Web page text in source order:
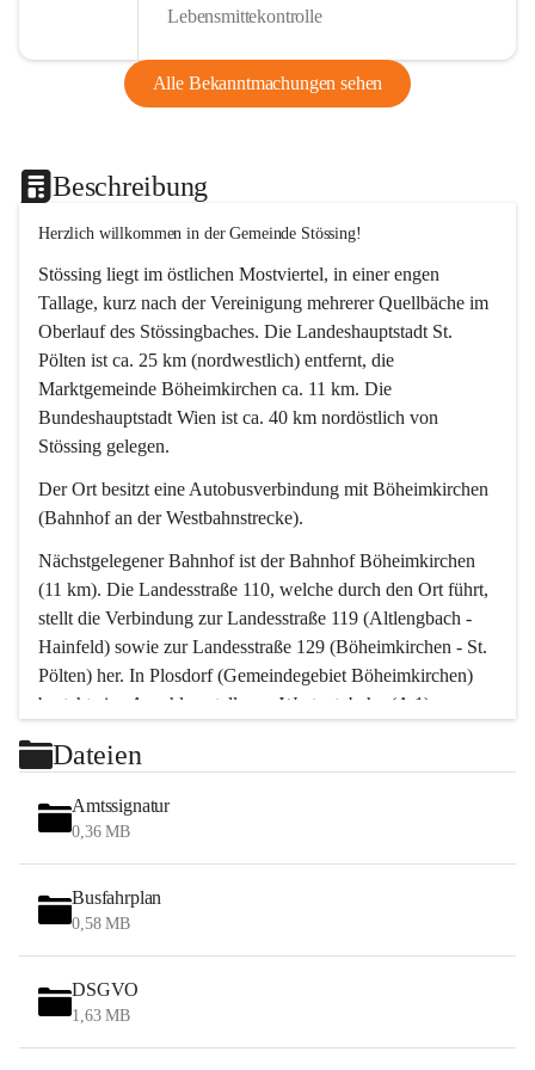
Lebensmittekontrolle
Alle Bekanntmachungen sehen
Beschreibung
Herzlich willkommen in der Gemeinde Stössing!
Stössing liegt im östlichen Mostviertel, in einer engen
Tallage, kurz nach der Vereinigung mehrerer Quellbäche im
Oberlauf des Stössingbaches. Die Landeshauptstadt St.
Pölten ist ca. 25 km (nordwestlich) entfernt, die
Marktgemeinde Böheimkirchen ca. 11 km. Die
Bundeshauptstadt Wien ist ca. 40 km nordöstlich von
Stössing gelegen.
Der Ort besitzt eine Autobusverbindung mit Böheimkirchen
(Bahnhof an der Westbahnstrecke).
Nächstgelegener Bahnhof ist der Bahnhof Böheimkirchen
(11 km). Die Landesstraße 110, welche durch den Ort führt,
stellt die Verbindung zur Landesstraße 119 (Altlengbach -
Hainfeld) sowie zur Landesstraße 129 (Böheimkirchen - St.
Pölten) her. In Plosdorf (Gemeindegebiet Böheimkirchen)
besteht eine Anschlussstelle zur Westautobahn (A 1).
Wien erreicht man in ca. 45 Minuten.
Stössing zählt noch zum Naherholungsraum Wien sowie
zum Naherholungsraum St. Pölten. Viele Bauernhöfe hatten
„ihre Wiener“. Seit 1960 bauten viele Wiener
Wochenendhäuser im Gemeindegebiet. Wegen des
waldreichen Jagdgebietes haben viele Jagdpächter ihre
Das Wandern ist aus touristischer Sicht die bedeutendste
Tätigkeit. Das hügelige Gebiet mit Wanderwegen durch
Wiesen, Wälder und Obstkulturen lädt dazu ein. Gefördert
Dateien
Amtssignatur
0,36 MB
Busfahrplan
0,58 MB
DSGVO
1,63 MB